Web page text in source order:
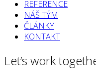
REFERENCE
NÁŠ TÝM
ČLÁNKY
KONTAKT
Let’s work